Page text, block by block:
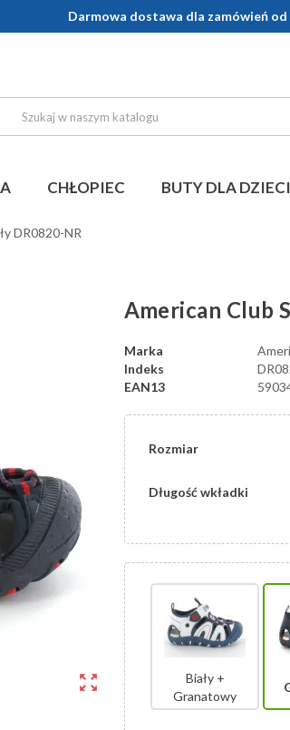
Darmowa dostawa dla zamówień od
CHŁOPIEC BUTY DLA DZIECI
DR0820-NR
zoom_out_map
American Club
Marka
Indeks
EAN13
Rozmiar
Długość wkładki
Biały +
Granatowy